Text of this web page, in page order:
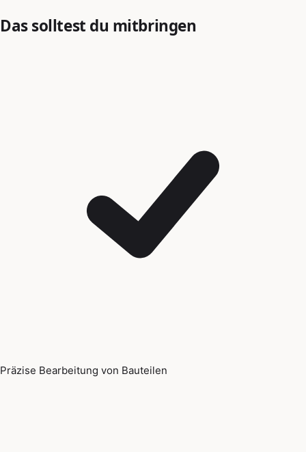
Das solltest du mitbringen
Präzise Bearbeitung von Bauteilen